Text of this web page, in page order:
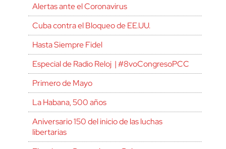
Alertas ante el Coronavirus
Cuba contra el Bloqueo de EE.UU.
Hasta Siempre Fidel
Especial de Radio Reloj | #8voCongresoPCC
Primero de Mayo
La Habana, 500 años
Aniversario 150 del inicio de las luchas
libertarias